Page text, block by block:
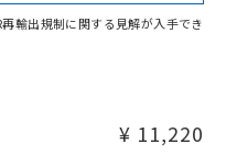
があります。
輸出規制に関する見解が入手でき
¥ 11,220